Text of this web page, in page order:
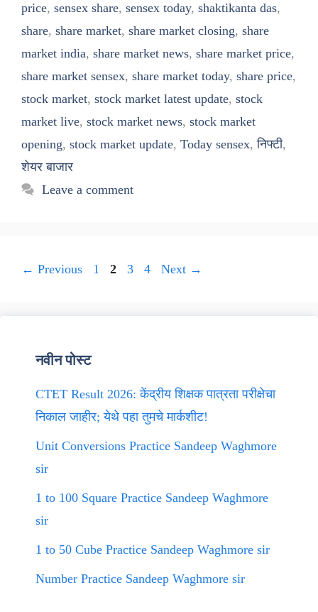
price, sensex share, sensex today, shaktikanta das,
share, share market, share market closing, share
market india, share market news, share market price,
share market sensex, share market today, share price,
stock market, stock market latest update, stock
market live, stock market news, stock market
opening, stock market update, Today sensex,निफ्टी,
शेयर बाजार
Leave a comment
← Previous Page
1 Page
2 Page
3 Page
4 Next →
नवीन पोस्ट
CTET Result 2026: केंद्रीय शिक्षक पात्रता परीक्षेचा
निकाल जाहीर; येथे पहा तुमचे मार्कशीट!
Unit Conversions Practice Sandeep Waghmore
sir
1 to 100 Square Practice Sandeep Waghmore
sir
1 to 50 Cube Practice Sandeep Waghmore sir
Number Practice Sandeep Waghmore sir